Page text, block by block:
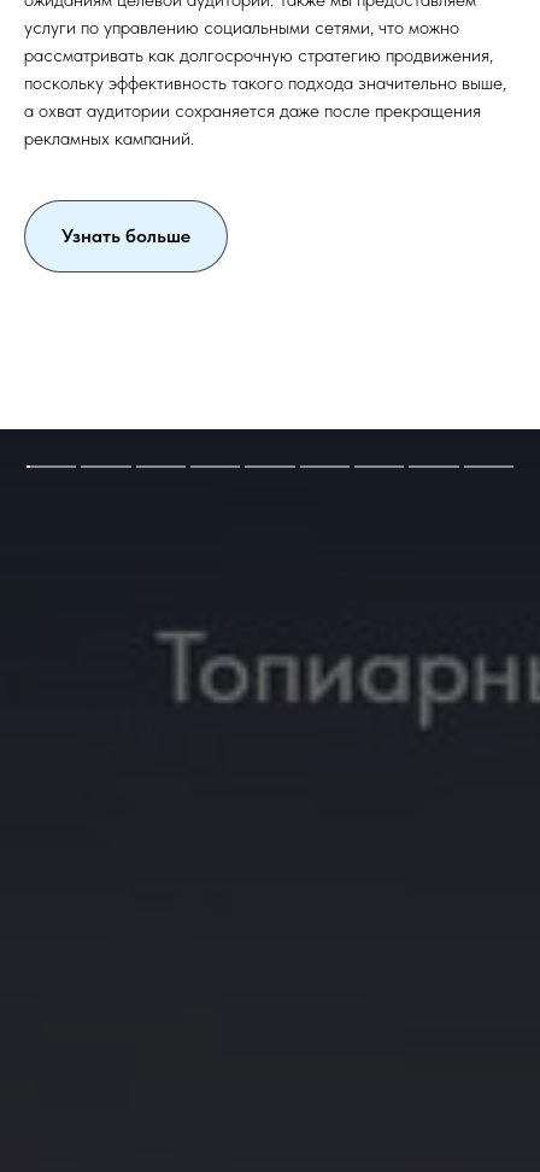
услуги по управлению социальными сетями, что можно
рассматривать как долгосрочную стратегию продвижения,
поскольку эффективность такого подхода значительно выше,
а охват аудитории сохраняется даже после прекращения
рекламных кампаний.
Узнать больше